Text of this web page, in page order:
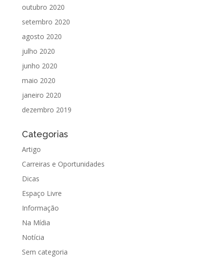
outubro 2020
setembro 2020
agosto 2020
julho 2020
junho 2020
maio 2020
janeiro 2020
dezembro 2019
Categorias
Artigo
Carreiras e Oportunidades
Dicas
Espaço Livre
Informação
Na Mídia
Notícia
Sem categoria